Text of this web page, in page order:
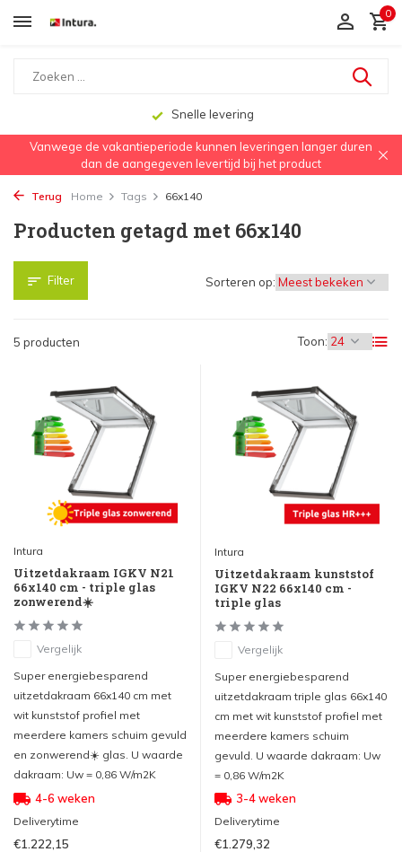
0
Snelle levering
Vanwege de vakantieperiode kunnen leveringen langer duren
dan de aangegeven levertijd bij het product
Terug Home Tags 66x140
Producten getagd met 66x140
Filter
5 producten Toon:
Sorteren op:
Intura
Uitzetdakraam IGKV N21
66x140 cm - triple glas
zonwerend☀️
Vergelijk
Super energiebesparend
uitzetdakraam 66x140 cm met
wit kunststof profiel met
meerdere kamers schuim gevuld
en zonwerend☀️ glas. U waarde
dakraam: Uw = 0,86 W/m2K
4-6 weken
Deliverytime
€1.222,15
Intura
Uitzetdakraam kunststof
IGKV N22 66x140 cm -
triple glas
Vergelijk
Super energiebesparend
uitzetdakraam triple glas 66x140
cm met wit kunststof profiel met
meerdere kamers schuim
gevuld. U waarde dakraam: Uw
= 0,86 W/m2K
3-4 weken
Deliverytime
€1.279,32